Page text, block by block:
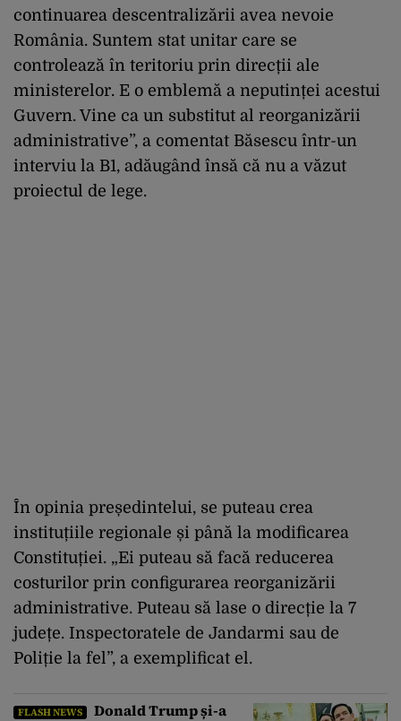
continuarea descentralizării avea nevoie
România. Suntem stat unitar care se
controlează în teritoriu prin direcții ale
ministerelor. E o emblemă a neputinței acestui
Guvern. Vine ca un substitut al reorganizării
administrative”, a comentat Băsescu într-un
interviu la B1, adăugând însă că nu a văzut
proiectul de lege.
În opinia președintelui, se puteau crea
instituțiile regionale și până la modificarea
Constituției. „Ei puteau să facă reducerea
costurilor prin configurarea reorganizării
administrative. Puteau să lase o direcție la 7
județe. Inspectoratele de Jandarmi sau de
Poliție la fel”, a exemplificat el.
FLASH NEWS
Donald Trump și-a